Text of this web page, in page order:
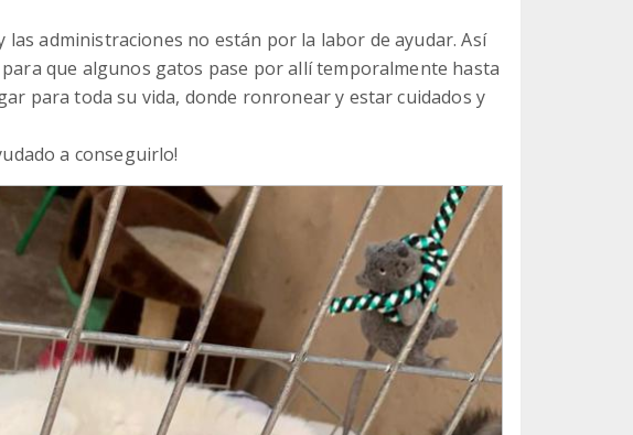
las administraciones no están por la labor de ayudar. Así
que algunos gatos pase por allí temporalmente hasta
para toda su vida, donde ronronear y estar cuidados y
a conseguirlo!